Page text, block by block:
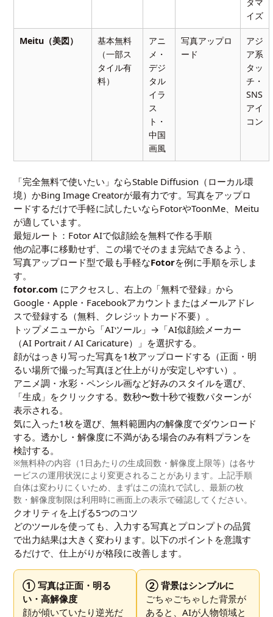
タマ
イズ
Meitu（美図）
基本無料
（一部ス
タイル有
料）
アニ
メ・
デジ
タル
イラ
ス
ト・
中国
画風
写真アップロ
ード
アジ
ア系
タッ
チ・
SNS
アイ
コン
「完全無料で使いたい」ならStable Diffusion（ローカル環
境）かBing Image Creatorが最有力です。写真をアップロ
ードするだけで手軽に試したいならFotorやToonMe、Meitu
が適しています。
最短ルート：Fotor AIで似顔絵を無料で作る手順
他の記事に移動せず、この場でそのまま完結できるよう、
写真アップロード型で最も手軽なFotorを例に手順を示しま
す。
fotor.com にアクセスし、右上の「無料で登録」から
Google・Apple・Facebookアカウントまたはメールアドレ
スで登録する（無料、クレジットカード不要）。
トップメニューから「AIツール」→「AI似顔絵メーカー
（AI Portrait / AI Caricature）」を選択する。
顔がはっきり写った写真を1枚アップロードする（正面・明
るい場所で撮った写真ほど仕上がりが安定しやすい）。
アニメ調・水彩・ペンシル画など好みのスタイルを選び、
「生成」をクリックする。数秒〜数十秒で複数パターンが
表示される。
気に入った1枚を選び、無料範囲内の解像度でダウンロード
する。透かし・解像度に不満がある場合のみ有料プランを
検討する。
※無料枠の内容（1日あたりの生成回数・解像度上限等）は各サ
ービスの運用状況により変更されることがあります。上記手順
自体は変わりにくいため、まずはこの流れで試し、最新の枚
数・解像度制限は利用時に画面上の表示で確認してください。
クオリティを上げる5つのコツ
どのツールを使っても、入力する写真とプロンプトの品質
で出力結果は大きく変わります。以下のポイントを意識す
るだけで、仕上がりが格段に改善します。
① 写真は正面・明る
い・高解像度
顔が傾いていたり逆光だ
② 背景はシンプルに
ごちゃごちゃした背景が
あると、AIが人物領域と